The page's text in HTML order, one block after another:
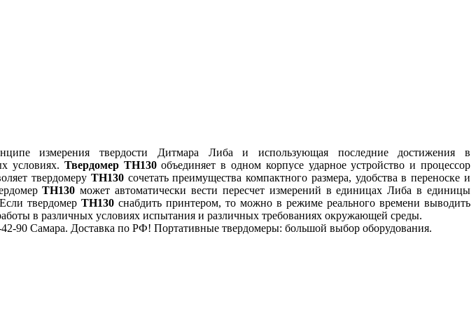
измерения твердости Дитмара Либа и использующая последние достижения в
условиях. Твердомер TH130объединяет в одном корпусе ударное устройство и процессор
твердомеру TH130 сочетать преимущества компактного размера, удобства в переноске и
TH130 может автоматически вести пересчет измерений в единицах Либа в единицы
твердомерTH130 снабдить принтером, то можно в режиме реального времени выводить
в различных условиях испытания и различных требованиях окружающей среды.
90 Самара. Доставка по РФ! Портативные твердомеры: большой выбор оборудования.